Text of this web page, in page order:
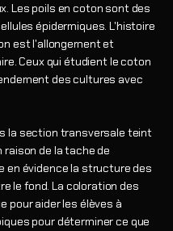
Les poils en coton sont des
épidermiques. L'histoire
est l'allongement et
Ceux qui étudient le coton
des cultures avec
la section transversale teint
de la tache de
en évidence la structure des
le fond. La coloration des
pour aider les élèves à
pour déterminer ce que